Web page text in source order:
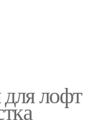
лофт